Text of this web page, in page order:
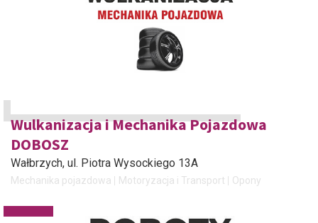
Wulkanizacja i Mechanika Pojazdowa
DOBOSZ
Wałbrzych, ul. Piotra Wysockiego 13A
Mechanika pojazdowa Motoryzacja i Transport Opony